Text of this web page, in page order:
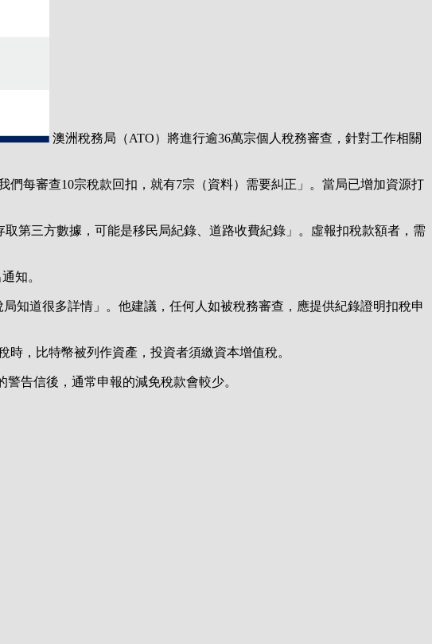
澳洲稅務局（ATO）將進行逾36萬宗個人稅務審查，針對工作相關
每審查10宗稅款回扣，就有7宗（資料）需要糾正」。當局已增加資源打
第三方數據，可能是移民局紀錄、道路收費紀錄」。虛報扣稅款額者，需
知。
知道很多詳情」。他建議，任何人如被稅務審查，應提供紀錄證明扣稅申
，比特幣被列作資產，投資者須繳資本增值稅。
告信後，通常申報的減免稅款會較少。